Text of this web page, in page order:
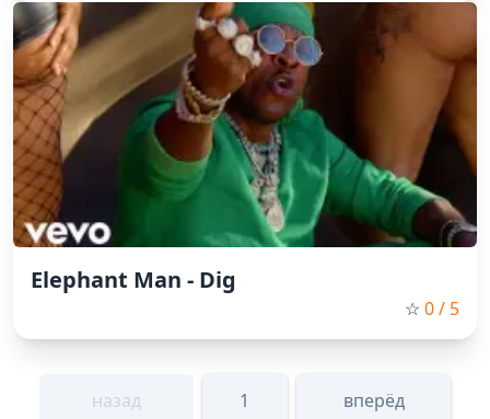
Elephant Man - Dig
☆ 0/ 5
назад 1 вперёд